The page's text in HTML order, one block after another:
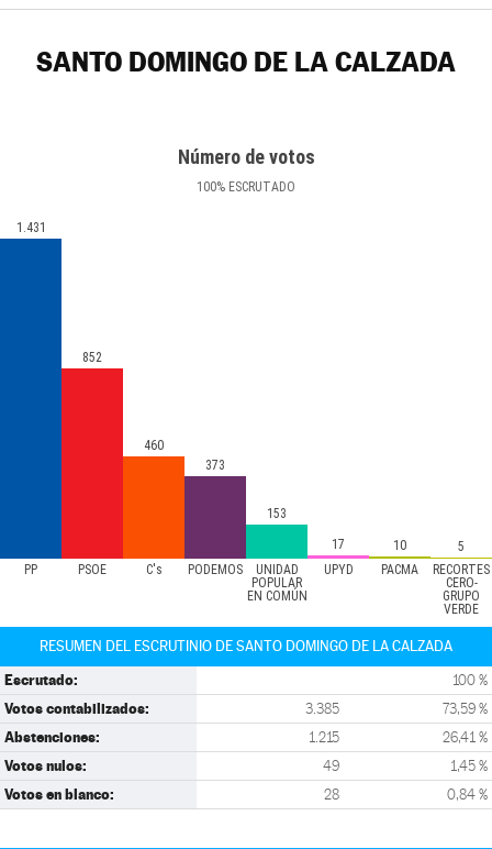
SANTO DOMINGO DE LA CALZADA
Número de votos
100% ESCRUTADO
PP PSOE C's PODEMOS
UNIDAD
POPULAR
EN COMÚN
UPYD PACMA
RECORTES
CERO-
GRUPO
VERDE
1.431
852
460
373
153
17
10 5
RESUMEN DEL ESCRUTINIO DE SANTO DOMINGO DE LA CALZADA
Escrutado: 100 %
Votos contabilizados: 3.385 73,59 %
Abstenciones: 1.215 26,41 %
Votos nulos: 49 1,45 %
Votos en blanco: 28 0,84 %